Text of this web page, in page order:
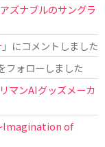
ズナブルのサングラ
」にコメントしました
フォローしました
マンAIグッズメーカ
Imagination of